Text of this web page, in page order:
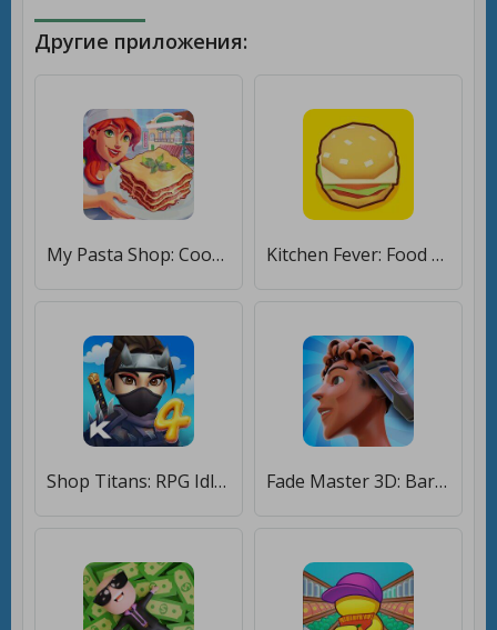
Другие приложения:
My Pasta Shop: Cooking Game [Мод меню] Kitchen Fever: Food Tycoon [Мод меню]
Shop Titans: RPG Idle Tycoon [Бесплатные покупки] Fade Master 3D: Barber Shop [Много монет]